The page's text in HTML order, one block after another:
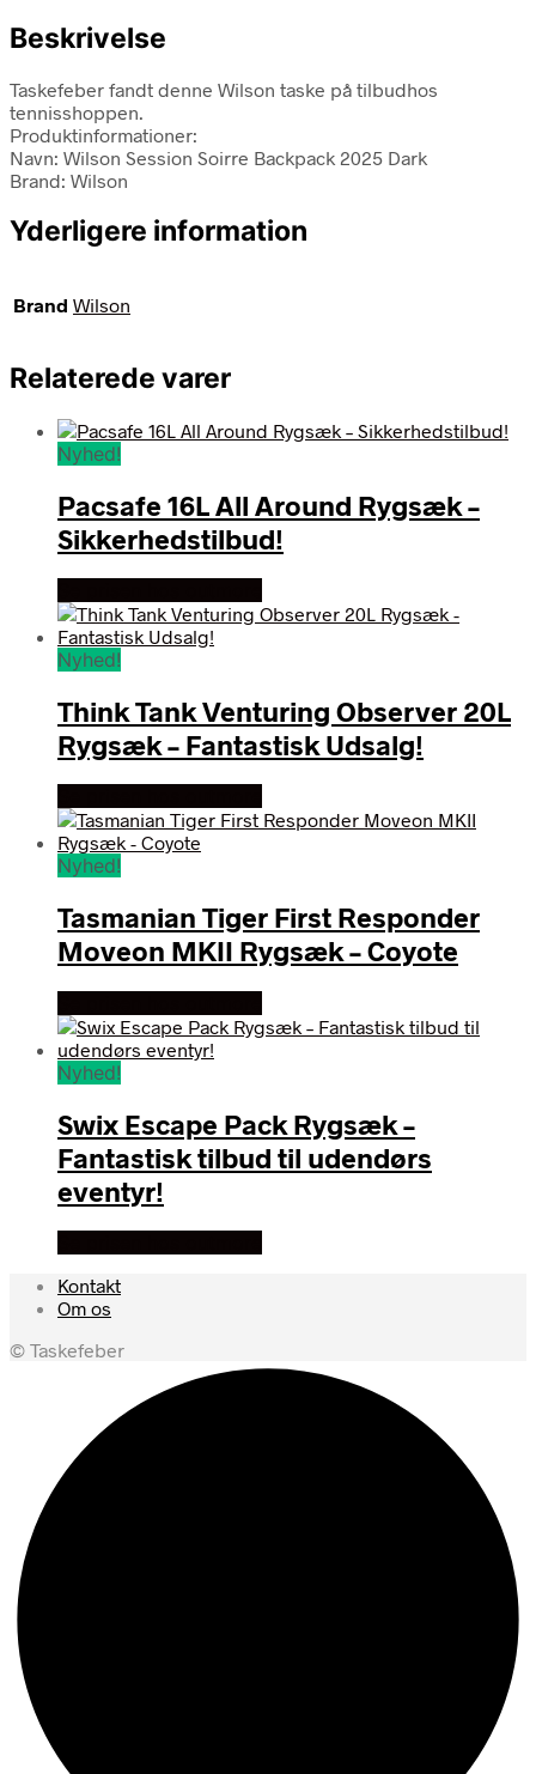
Beskrivelse
Taskefeber fandt denne Wilson taske på tilbudhos
tennisshoppen.
Produktinformationer:
Navn: Wilson Session Soirre Backpack 2025 Dark
Brand: Wilson
Yderligere information
Brand Wilson
Relaterede varer
Nyhed!
Pacsafe 16L All Around Rygsæk –
Sikkerhedstilbud!
Nyhed!
Think Tank Venturing Observer 20L
Rygsæk – Fantastisk Udsalg!
Nyhed!
Tasmanian Tiger First Responder
Moveon MKII Rygsæk – Coyote
Nyhed!
Swix Escape Pack Rygsæk –
Fantastisk tilbud til udendørs
eventyr!
Kontakt
Om os
© Taskefeber